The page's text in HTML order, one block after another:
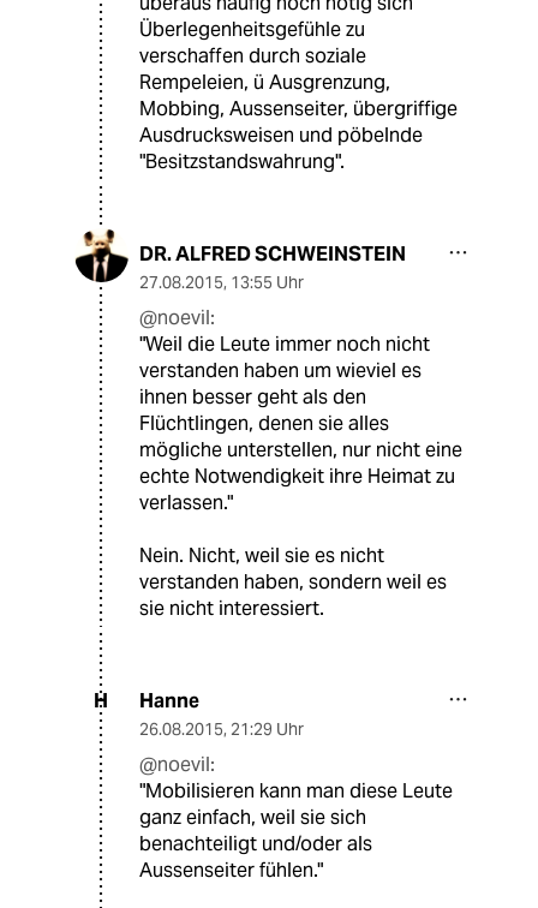
Überlegenheitsgefühle zu
verschaffen durch soziale
Rempeleien, ü Ausgrenzung,
Mobbing, Aussenseiter, übergriffige
Ausdrucksweisen und pöbelnde
"Besitzstandswahrung".
DR. ALFRED SCHWEINSTEIN
27.08.2015, 13:55 Uhr
@noevil:
"Weil die Leute immer noch nicht
verstanden haben um wieviel es
ihnen besser geht als den
Flüchtlingen, denen sie alles
mögliche unterstellen, nur nicht eine
echte Notwendigkeit ihre Heimat zu
verlassen."
Nein. Nicht, weil sie es nicht
verstanden haben, sondern weil es
sie nicht interessiert.
H Hanne
26.08.2015, 21:29 Uhr
@noevil:
"Mobilisieren kann man diese Leute
ganz einfach, weil sie sich
benachteiligt und/oder als
Aussenseiter fühlen."